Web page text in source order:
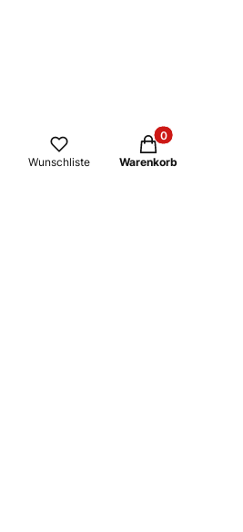
Wunschliste
Produkte im
Warenkorb